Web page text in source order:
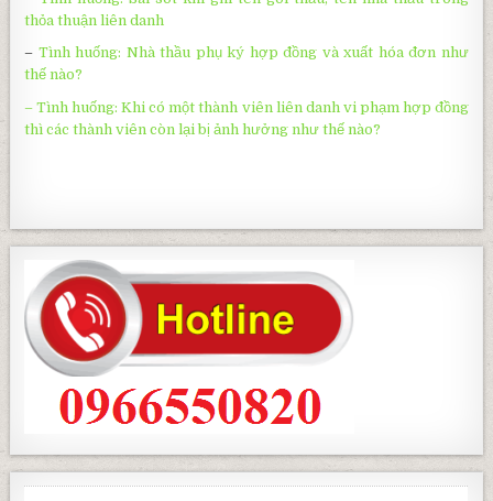
thỏa thuận liên danh
– Tình huống: Nhà thầu phụ ký hợp đồng và xuất hóa đơn như
thế nào?
– Tình huống: Khi có một thành viên liên danh vi phạm hợp đồng
thì các thành viên còn lại bị ảnh hưởng như thế nào?